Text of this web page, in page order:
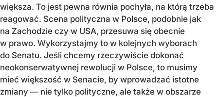
większa. To jest pewna równia pochyła, na którą trzeba
reagować. Scena polityczna w Polsce, podobnie jak
na Zachodzie czy w USA, przesuwa się obecnie
w prawo. Wykorzystajmy to w kolejnych wyborach
do Senatu. Jeśli chcemy rzeczywiście dokonać
neokonserwatywnej rewolucji w Polsce, to musimy
mieć większość w Senacie, by wprowadzać istotne
zmiany — nie tylko polityczne, ale także w obszarze